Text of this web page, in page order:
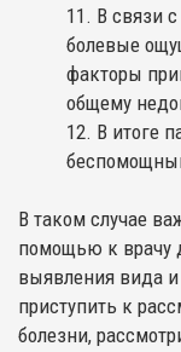
В связи
болевые
факторы
общему
В итоге
В таком случае
помощью к врачу
выявления вида
приступить к
болезни,